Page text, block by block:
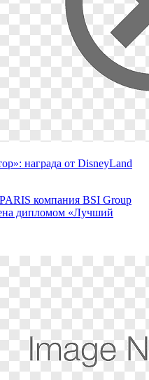
награда от DisneyLand
компания BSI Group
дипломом «Лучший